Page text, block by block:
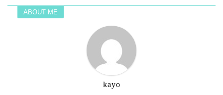
ABOUT ME
kayo